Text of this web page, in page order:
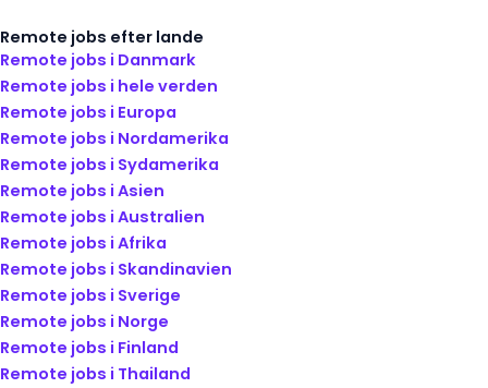
Remote jobs efter lande
Remote jobs i Danmark
Remote jobs i hele verden
Remote jobs i Europa
Remote jobs i Nordamerika
Remote jobs i Sydamerika
Remote jobs i Asien
Remote jobs i Australien
Remote jobs i Afrika
Remote jobs i Skandinavien
Remote jobs i Sverige
Remote jobs i Norge
Remote jobs i Finland
Remote jobs i Thailand